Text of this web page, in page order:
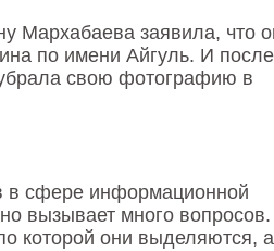
Мархабаева заявила, что
по имени Айгуль. И после
свою фотографию в
в сфере информационной
вызывает много вопросов.
которой они выделяются, а